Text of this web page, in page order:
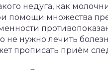
недуга, как
помощи множества
не нужно лечить
прописать приём